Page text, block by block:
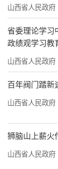
新让“跟
省“非遗+
融合
康养集聚
多元业态
穿吃住行
愁”资源
了让游客“
全力塑造
山西省人民政府
省委理论学习
政绩观学习教
山西省人民政府
百年阀门踏新
山西省人民政府
狮脑山上薪火
山西省人民政府